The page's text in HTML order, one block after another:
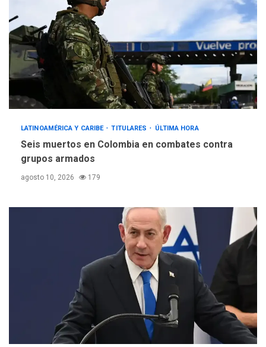
LATINOAMÉRICA Y CARIBE TITULARES ÚLTIMA HORA
Seis muertos en Colombia en combates contra
grupos armados
agosto 10, 2026 179